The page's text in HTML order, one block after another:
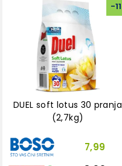
-11
DUEL soft lotus 30 pranja
(2,7kg)
7,99